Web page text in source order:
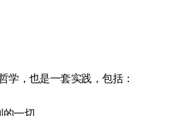
学，也是一套实践，包括：